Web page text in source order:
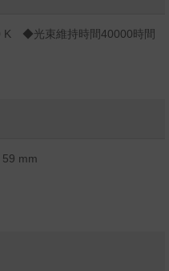
◆光束維持時間40000時間
mm